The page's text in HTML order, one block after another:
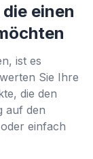
einen
ist es
Sie Ihre
die den
auf den
einfach